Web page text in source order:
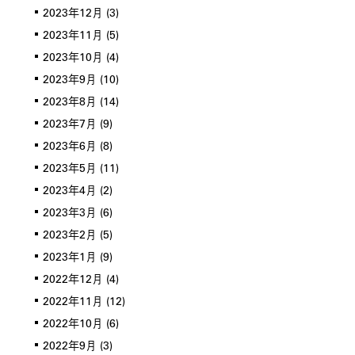
2023年12月 (3)
2023年11月 (5)
2023年10月 (4)
2023年9月 (10)
2023年8月 (14)
2023年7月 (9)
2023年6月 (8)
2023年5月 (11)
2023年4月 (2)
2023年3月 (6)
2023年2月 (5)
2023年1月 (9)
2022年12月 (4)
2022年11月 (12)
2022年10月 (6)
2022年9月 (3)